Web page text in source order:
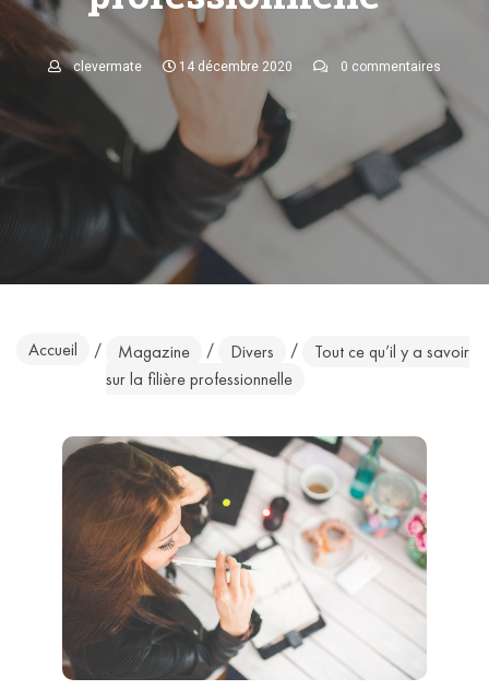
clevermate 14 décembre 2020 0 commentaires
Accueil / Magazine / Divers /
Tout ce qu’il y a savoir
sur la filière professionnelle